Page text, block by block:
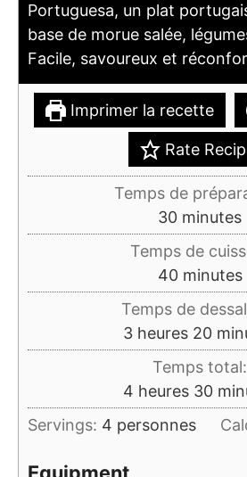
Portuguesa, un plat
base de morue salée,
Facile, savoureux et
Imprimer la recette
Rate
Temps de
30minutes
minutes
Temps de
40minutes
minutes
Temps de
3heures
heures 20
Temps total:
4heures
heures 30
Servings: 4 personnes